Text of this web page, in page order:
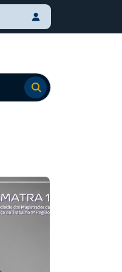
Ir para o resultado